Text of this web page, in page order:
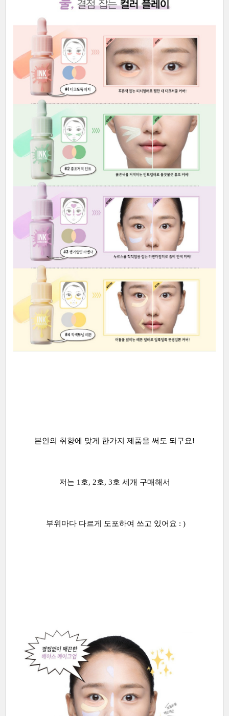
본인의 취향에 맞게 한가지 제품을 써도 되구요!
저는 1호, 2호, 3호 세개 구매해서
부위마다 다르게 도포하여 쓰고 있어요 : )